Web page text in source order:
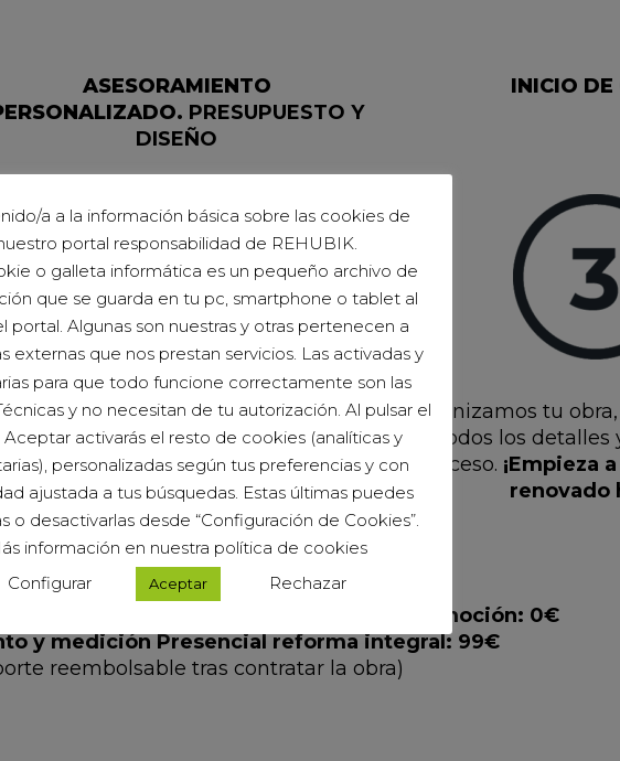
ASESORAMIENTO
PRESUPUESTO Y
DISEÑO
Te asesoramos de manera
personalizada. Tu responsable de
trabajará en tu presupuesto
la formalización de la reforma.
INICIO DE
Organizamos tu
de todos los
proceso. ¡Empieza
renovado
Cocina / Baño en Tienda IKEA:
Promoción: 0€
y medición Presencial reforma integral: 99€
reembolsable tras contratar la obra)
a a la información básica sobre las cookies de
portal responsabilidad de REHUBIK.
o galleta informática es un pequeño archivo de
que se guarda en tu pc, smartphone o tablet al
portal. Algunas son nuestras y otras pertenecen a
externas que nos prestan servicios. Las activadas y
para que todo funcione correctamente son las
y no necesitan de tu autorización. Al pulsar el
activarás el resto de cookies (analíticas y
personalizadas según tus preferencias y con
ajustada a tus búsquedas. Estas últimas puedes
o desactivarlas desde “Configuración de Cookies”.
información en nuestra política de cookies
Configurar
Aceptar Rechazar